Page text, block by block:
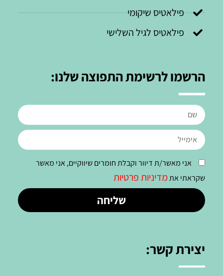
פילאטיס שיקומי
פילאטיס לגיל השלישי
הרשמו לרשימת התפוצה שלנו:
אני מאשר/ת דיוור וקבלת חומרים שיווקיים, אני מאשר
שקראתי אתמדיניות פרטיות
שליחה
יצירת קשר: